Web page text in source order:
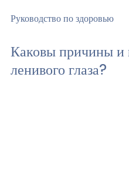
Руководство по здоровью
Каковы причины и
ленивого глаза?